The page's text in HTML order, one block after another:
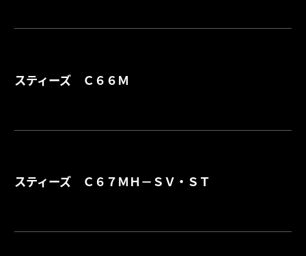
スティーズ Ｃ６６Ｍ
スティーズ Ｃ６７ＭＨ－ＳＶ・ＳＴ